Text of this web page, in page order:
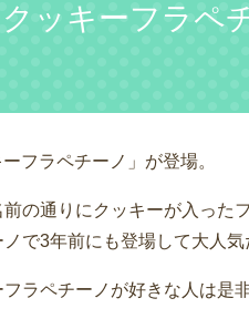
ッキーフラペ
フラペチーノ」が登場。
の通りにクッキーが入った
で3年前にも登場して大人気
ラペチーノが好きな人は是